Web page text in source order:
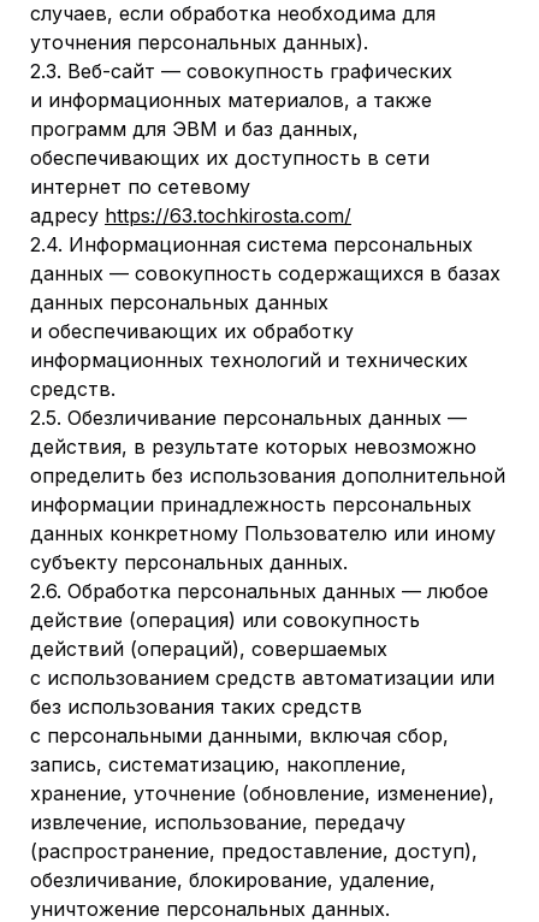
случаев, если обработка необходима для
уточнения персональных данных).
2.3. Веб-сайт — совокупность графических
и информационных материалов, а также
программ для ЭВМ и баз данных,
обеспечивающих их доступность в сети
интернет по сетевому
адресу https://63.tochkirosta.com/
2.4. Информационная система персональных
данных — совокупность содержащихся в базах
данных персональных данных
и обеспечивающих их обработку
информационных технологий и технических
средств.
2.5. Обезличивание персональных данных —
действия, в результате которых невозможно
определить без использования дополнительной
информации принадлежность персональных
данных конкретному Пользователю или иному
субъекту персональных данных.
2.6. Обработка персональных данных — любое
действие (операция) или совокупность
действий (операций), совершаемых
с использованием средств автоматизации или
без использования таких средств
с персональными данными, включая сбор,
запись, систематизацию, накопление,
хранение, уточнение (обновление, изменение),
извлечение, использование, передачу
(распространение, предоставление, доступ),
обезличивание, блокирование, удаление,
уничтожение персональных данных.